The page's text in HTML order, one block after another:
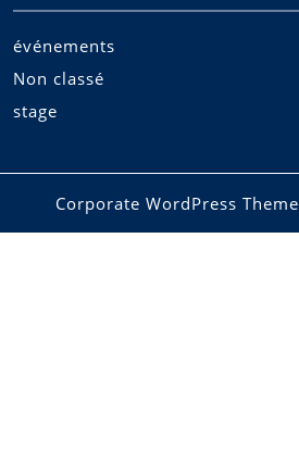
événements
Non classé
stage
Corporate WordPress Theme
Scroll